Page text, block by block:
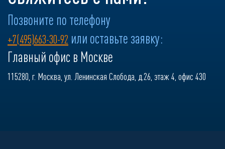
Позвоните по телефону
+7(495)663-30-92 или оставьте заявку:
Главный офис в Москве
115280, г. Москва, ул. Ленинская Слобода, д.26, этаж 4, офис 430